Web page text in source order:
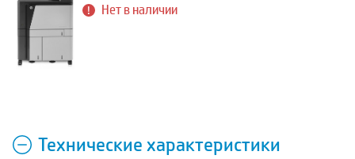
Нет в наличии
Технические характеристики